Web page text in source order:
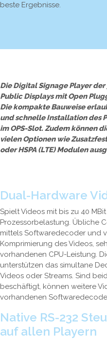
beste Ergebnisse.
Die Digital Signage Player der
Public Displays mit Open
Die kompakte Bauweise
und schnelle Installation des
im OPS-Slot. Zudem können
vielen Optionen wie
oder HSPA (LTE) Modulen
Dual-Hardware
Spielt Videos mit bis zu 40
Prozessorbelastung. Übliche
mittels Softwaredecoder und
Komprimierung des Videos,
vorhandenen CPU-Leistung.
unterstützen das simultane
Videos oder Streams. Sind
beschäftigt, können weitere
vorhandenen
Native RS-232
auf allen Playern